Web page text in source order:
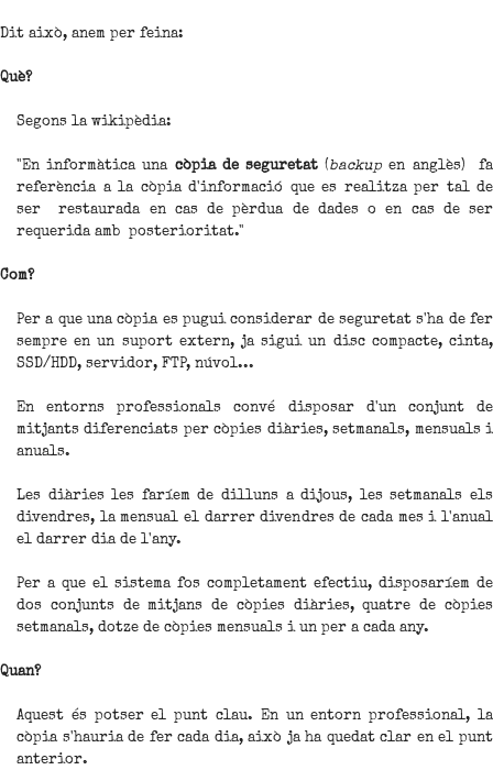
Dit això, anem per feina:
Què?
Segons la wikipèdia:
"En informàtica una còpia de seguretat (backup en anglès) fa
referència a la còpia d'informació que es realitza per tal de
ser restaurada en cas de pèrdua de dades o en cas de ser
requerida amb posterioritat."
Com?
Per a que una còpia es pugui considerar de seguretat s'ha de fer
sempre en un suport extern, ja sigui un disc compacte, cinta,
SSD/HDD, servidor, FTP, núvol...
En entorns professionals convé disposar d'un conjunt de
mitjants diferenciats per còpies diàries, setmanals, mensuals i
anuals.
Les diàries les faríem de dilluns a dijous, les setmanals els
divendres, la mensual el darrer divendres de cada mes i l'anual
el darrer dia de l'any.
Per a que el sistema fos completament efectiu, disposaríem de
dos conjunts de mitjans de còpies diàries, quatre de còpies
setmanals, dotze de còpies mensuals i un per a cada any.
Quan?
Aquest és potser el punt clau. En un entorn professional, la
còpia s'hauria de fer cada dia, això ja ha quedat clar en el punt
anterior.